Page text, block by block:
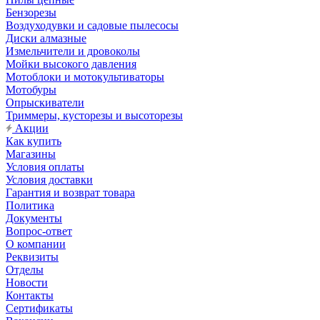
Бензорезы
Воздуходувки и садовые пылесосы
Диски алмазные
Измельчители и дровоколы
Мойки высокого давления
Мотоблоки и мотокультиваторы
Мотобуры
Опрыскиватели
Триммеры, кусторезы и высоторезы
Акции
Как купить
Магазины
Условия оплаты
Условия доставки
Гарантия и возврат товара
Политика
Документы
Вопрос-ответ
О компании
Реквизиты
Отделы
Новости
Контакты
Сертификаты